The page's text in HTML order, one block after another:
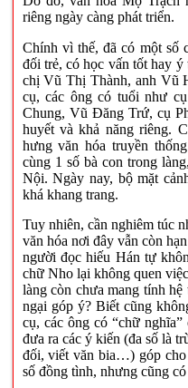
riêng ngày càng phát triển.
Chính vì thế, đã có một số
đối trẻ, có học vấn tốt hay
chị Vũ Thị Thành, anh Vũ
cụ, các ông có tuổi như
Chung, Vũ Đăng Trứ, cụ
huyết và khả năng riêng.
hưng văn hóa truyền
cùng 1 số bà con trong
Nội. Ngày nay, bộ mặt
khá khang trang.
Tuy nhiên, cần nghiêm túc
văn hóa nơi đây vẫn còn
người đọc hiếu Hán tự
chữ Nho lại không quen
làng còn chưa mang tính
ngại góp ý? Biết cũng
cụ, các ông có “chữ
đưa ra các ý kiến (đa số là
đối, viết văn bia…) góp
số đồng tình, nhưng cũng